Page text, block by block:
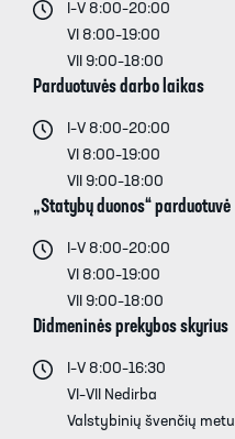
I–V 8:00–20:00
VI 8:00–19:00
VII 9:00–18:00
Parduotuvės darbo laikas
I–V 8:00–20:00
VI 8:00–19:00
VII 9:00–18:00
„Statybų duonos“ parduotuvė
I–V 8:00–20:00
VI 8:00–19:00
VII 9:00–18:00
Didmeninės prekybos skyrius
I–V 8:00–16:30
VI–VII Nedirba
Valstybinių švenčių metu